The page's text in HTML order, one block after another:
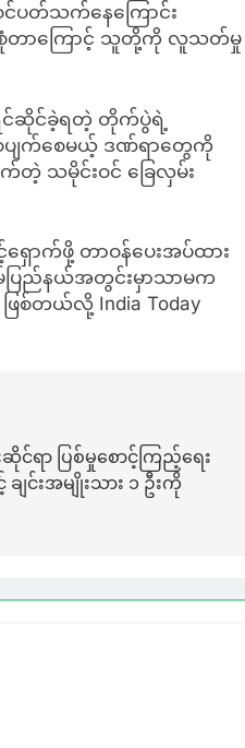
င်ပတ်သက်နေကြောင်း
စုံတာကြောင့် သူတို့ကို လူသတ်မှု
င်ဆိုင်ခဲ့ရတဲ့ တိုက်ပွဲရဲ့
ျက်စေမယ့် ဒဏ်ရာတွေကို
သမိုင်းဝင် ခြေလှမ်း
ာက်ဖို့ တာဝန်ပေးအပ်ထား
ပြည်နယ်အတွင်းမှာသာမက
စ်တယ်လို့ India Today
ရာ ပြစ်မှုစောင့်ကြည့်ရေး
ျင်းအမျိုးသား ၁ ဦးကို